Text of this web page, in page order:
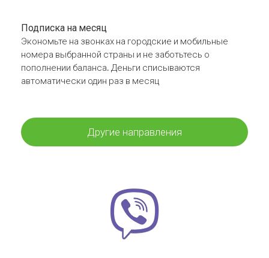
Подписка на месяц
Экономьте на звонках на городские и мобильные
номера выбранной страны и не заботьтесь о
пополнении баланса. Деньги списываются
автоматически один раз в месяц
Другие направления